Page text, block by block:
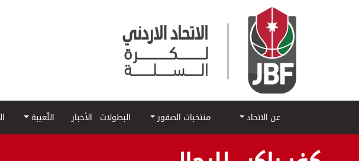
عن الاتحاد منتخبات الصقور البطولات الأخبار اللّعيبة